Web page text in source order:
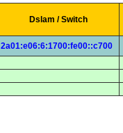
Dslam / Switch
2a01:e06:6:1700:fe00::c700